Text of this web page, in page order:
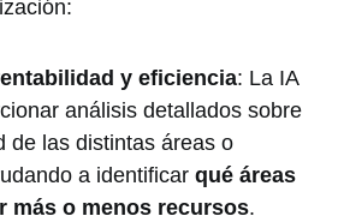
y eficiencia: La IA
análisis detallados sobre
de las distintas áreas o
a identificar qué áreas
más o menos recursos.